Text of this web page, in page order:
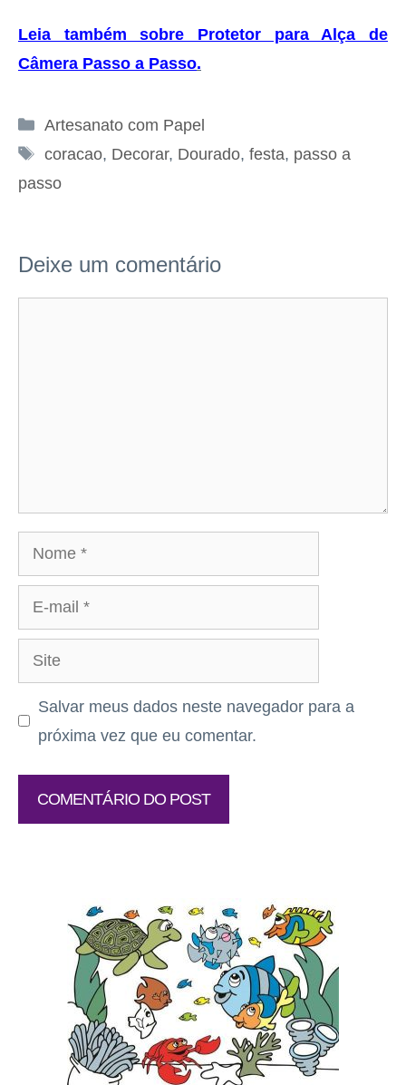
Leia também sobre Protetor para Alça de
Câmera Passo a Passo.
Categorias
Artesanato com Papel
Tags
coracao, Decorar, Dourado, festa, passo a
passo
Deixe um comentário
Nome
mail
Site
Salvar meus dados neste navegador para a
próxima vez que eu comentar.